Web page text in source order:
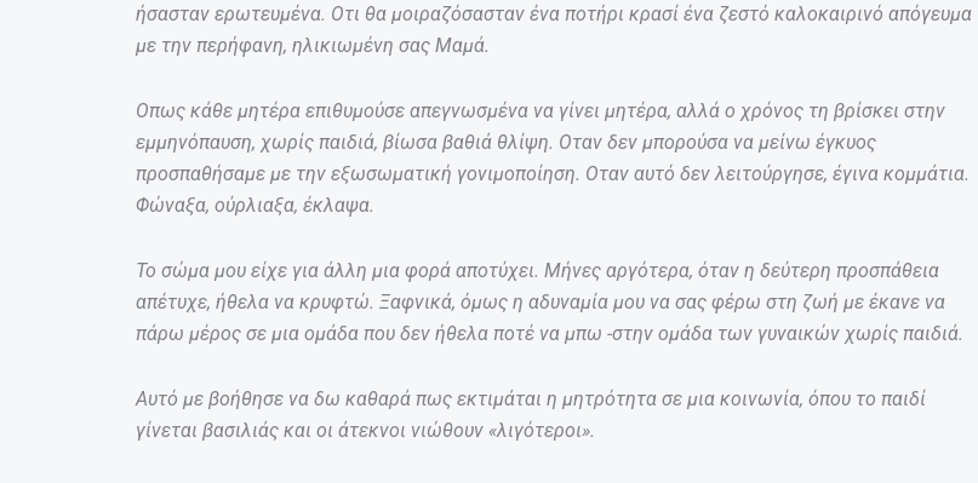
ήσασταν ερωτευμένα. Οτι θα μοιραζόσασταν ένα ποτήρι κρασί ένα ζεστό καλοκαιρινό απόγευμα
με την περήφανη, ηλικιωμένη σας Μαμά.
Οπως κάθε μητέρα επιθυμούσε απεγνωσμένα να γίνει μητέρα, αλλά ο χρόνος τη βρίσκει στην
εμμηνόπαυση, χωρίς παιδιά, βίωσα βαθιά θλίψη. Οταν δεν μπορούσα να μείνω έγκυος
προσπαθήσαμε με την εξωσωματική γονιμοποίηση. Οταν αυτό δεν λειτούργησε, έγινα κομμάτια.
Φώναξα, ούρλιαξα, έκλαψα.
Το σώμα μου είχε για άλλη μια φορά αποτύχει. Μήνες αργότερα, όταν η δεύτερη προσπάθεια
απέτυχε, ήθελα να κρυφτώ. Ξαφνικά, όμως η αδυναμία μου να σας φέρω στη ζωή με έκανε να
πάρω μέρος σε μια ομάδα που δεν ήθελα ποτέ να μπω -στην ομάδα των γυναικών χωρίς παιδιά.
Αυτό με βοήθησε να δω καθαρά πως εκτιμάται η μητρότητα σε μια κοινωνία, όπου το παιδί
γίνεται βασιλιάς και οι άτεκνοι νιώθουν «λιγότεροι».